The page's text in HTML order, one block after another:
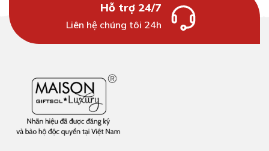
Hỗ trợ 24/7
Liên hệ chúng tôi 24h